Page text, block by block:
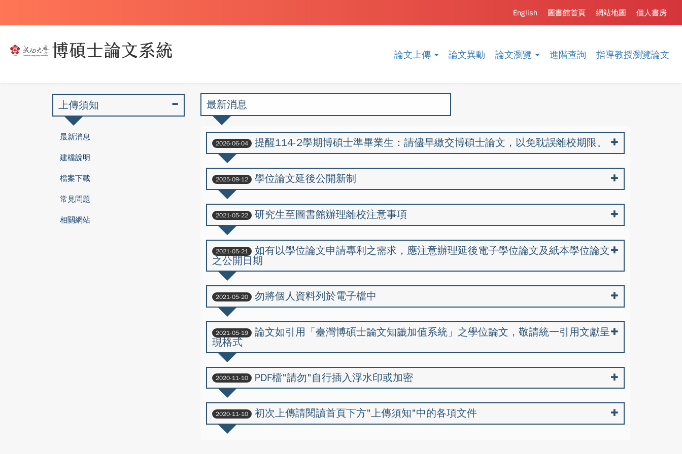
論文上傳 論文異動 論文瀏覽 進階查詢 指導教授瀏覽論文
個人書房
網站地圖
圖書館首頁
English
最新消息
2026-06-04 提醒114-2學期博碩士準畢業生：請儘早繳交博碩士論文，以免耽誤離校期限。
2025-09-12 學位論文延後公開新制
2021-05-22 研究生至圖書館辦理離校注意事項
2021-05-21 如有以學位論文申請專利之需求，應注意辦理延後電子學位論文及紙本學位論文
之公開日期
2021-05-20 勿將個人資料列於電子檔中
2021-05-19 論文如引用「臺灣博碩士論文知識加值系統」之學位論文，敬請統一引用文獻呈
現格式
2020-11-10 PDF檔"請勿"自行插入浮水印或加密
2020-11-10 初次上傳請閱讀首頁下方"上傳須知"中的各項文件
上傳須知
最新消息
建檔說明
檔案下載
常見問題
相關網站